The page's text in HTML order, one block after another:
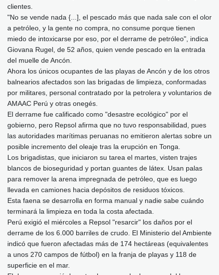
clientes.
"No se vende nada {...], el pescado más que nada sale con el olor
a petróleo, y la gente no compra, no consume porque tienen
miedo de intoxicarse por eso, por el derrame de petróleo", indica
Giovana Rugel, de 52 años, quien vende pescado en la entrada
del muelle de Ancón.
Ahora los únicos ocupantes de las playas de Ancón y de los otros
balnearios afectados son las brigadas de limpieza, conformadas
por militares, personal contratado por la petrolera y voluntarios de
AMAAC Perú y otras onegés.
El derrame fue calificado como "desastre ecológico" por el
gobierno, pero Repsol afirma que no tuvo responsabilidad, pues
las autoridades marítimas peruanas no emitieron alertas sobre un
posible incremento del oleaje tras la erupción en Tonga.
Los brigadistas, que iniciaron su tarea el martes, visten trajes
blancos de bioseguridad y portan guantes de látex. Usan palas
para remover la arena impregnada de petróleo, que es luego
llevada en camiones hacia depósitos de residuos tóxicos.
Esta faena se desarrolla en forma manual y nadie sabe cuándo
terminará la limpieza en toda la costa afectada.
Perú exigió el miércoles a Repsol "resarcir" los daños por el
derrame de los 6.000 barriles de crudo. El Ministerio del Ambiente
indicó que fueron afectadas más de 174 hectáreas (equivalentes
a unos 270 campos de fútbol) en la franja de playas y 118 de
superficie en el mar.